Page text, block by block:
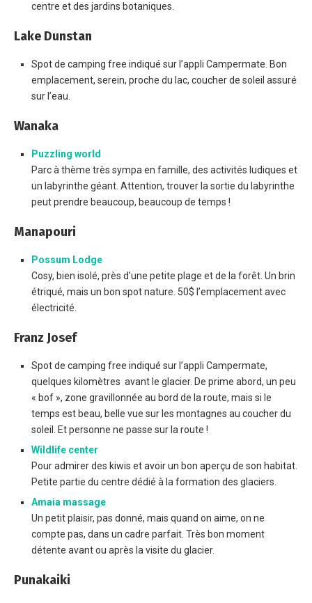
centre et des jardins botaniques.
Lake Dunstan
Spot de camping free indiqué sur l’appli Campermate. Bon
emplacement, serein, proche du lac, coucher de soleil assuré
sur l’eau.
Wanaka
Puzzling world
Parc à thème très sympa en famille, des activités ludiques et
un labyrinthe géant. Attention, trouver la sortie du labyrinthe
peut prendre beaucoup, beaucoup de temps !
Manapouri
Possum Lodge
Cosy, bien isolé, près d’une petite plage et de la forêt. Un brin
étriqué, mais un bon spot nature. 50$ l’emplacement avec
électricité.
Franz Josef
Spot de camping free indiqué sur l’appli Campermate,
quelques kilomètres avant le glacier. De prime abord, un peu
« bof », zone gravillonnée au bord de la route, mais si le
temps est beau, belle vue sur les montagnes au coucher du
soleil. Et personne ne passe sur la route !
Wildlife center
Pour admirer des kiwis et avoir un bon aperçu de son habitat.
Petite partie du centre dédié à la formation des glaciers.
Amaia massage
Un petit plaisir, pas donné, mais quand on aime, on ne
compte pas, dans un cadre parfait. Très bon moment
détente avant ou après la visite du glacier.
Punakaiki